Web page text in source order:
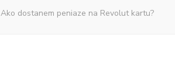
Ako dostanem peniaze na Revolut kartu?